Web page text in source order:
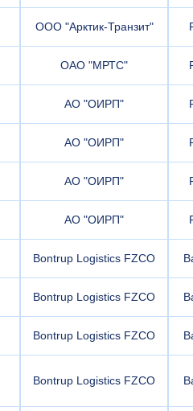
ООО "Арктик-Транзит"
ОАО "МРТС"
АО "ОИРП"
АО "ОИРП"
АО "ОИРП"
АО "ОИРП"
Bontrup Logistics FZCO
Bontrup Logistics FZCO
Bontrup Logistics FZCO
Bontrup Logistics FZCO